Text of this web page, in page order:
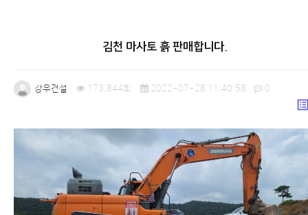
김천 마사토 흙 판매합니다.
강우건설 173,844회 2022-07-28 11:40:58 0